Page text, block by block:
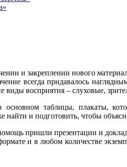
и закреплении нового
всегда придавалось
восприятия – слуховые,
таблицы, плакаты,
и подготовить, чтобы
пришли презентации и
и в любом количестве